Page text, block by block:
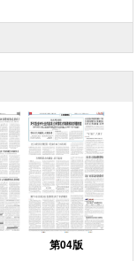
第04版